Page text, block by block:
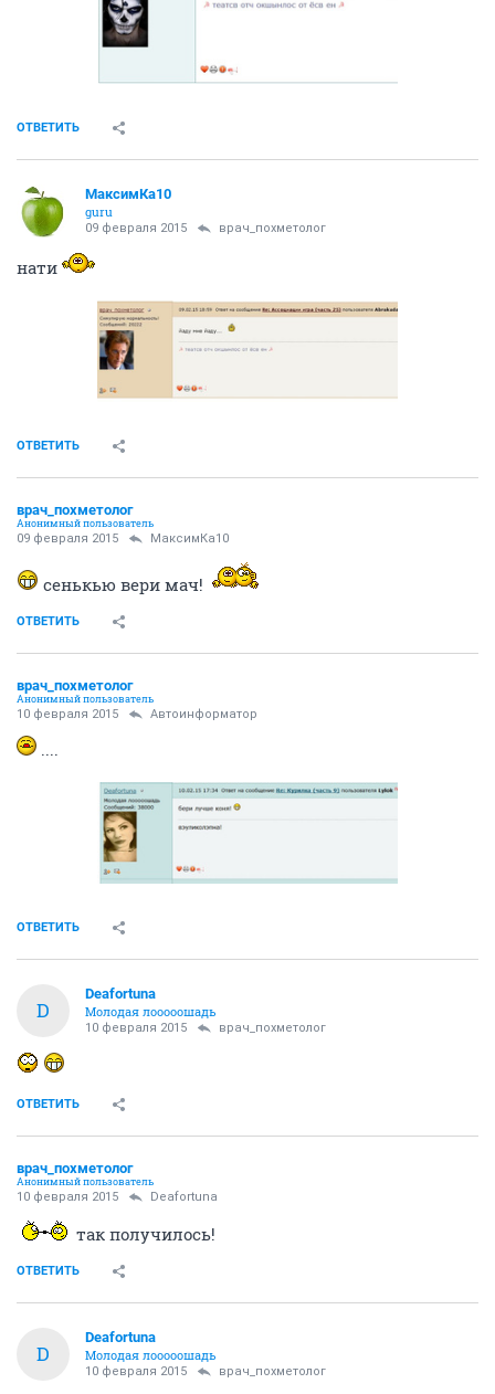
ОТВЕТИТЬ
МаксимКа10
guru
09 февраля 2015 врач_похметолог
нати
ОТВЕТИТЬ
врач_похметолог
Анонимный пользователь
09 февраля 2015 МаксимКа10
сенькью вери мач!
ОТВЕТИТЬ
врач_похметолог
Анонимный пользователь
10 февраля 2015 Автоинформатор
....
ОТВЕТИТЬ
D
Deafortuna
Молодая лооооошадь
10 февраля 2015 врач_похметолог
ОТВЕТИТЬ
врач_похметолог
Анонимный пользователь
10 февраля 2015 Deafortuna
так получилось!
ОТВЕТИТЬ
D
Deafortuna
Молодая лооооошадь
10 февраля 2015 врач_похметолог